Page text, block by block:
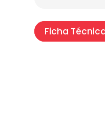
Ficha